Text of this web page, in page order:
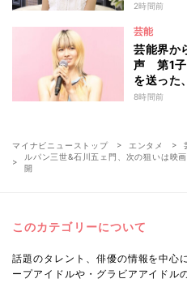
2時間前
芸能
芸能界か
声 第1子
を送った
は 今月1
8時間前
マイナビニューストップ エンタメ
ルパン三世&石川五ェ門、次の狙いは映
開
このカテゴリーについて
話題のタレント、俳優の情報を中心
ープアイドルや・グラビアアイドル